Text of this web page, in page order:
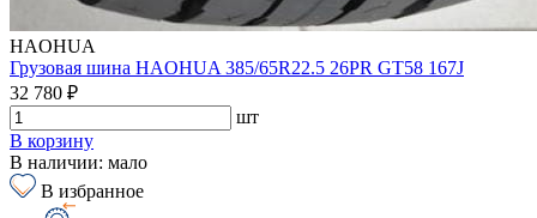
HAOHUA
Грузовая шина HAOHUA 385/65R22.5 26PR GT58 167J
32 780 ₽
шт
В корзину
В наличии: мало
В избранное